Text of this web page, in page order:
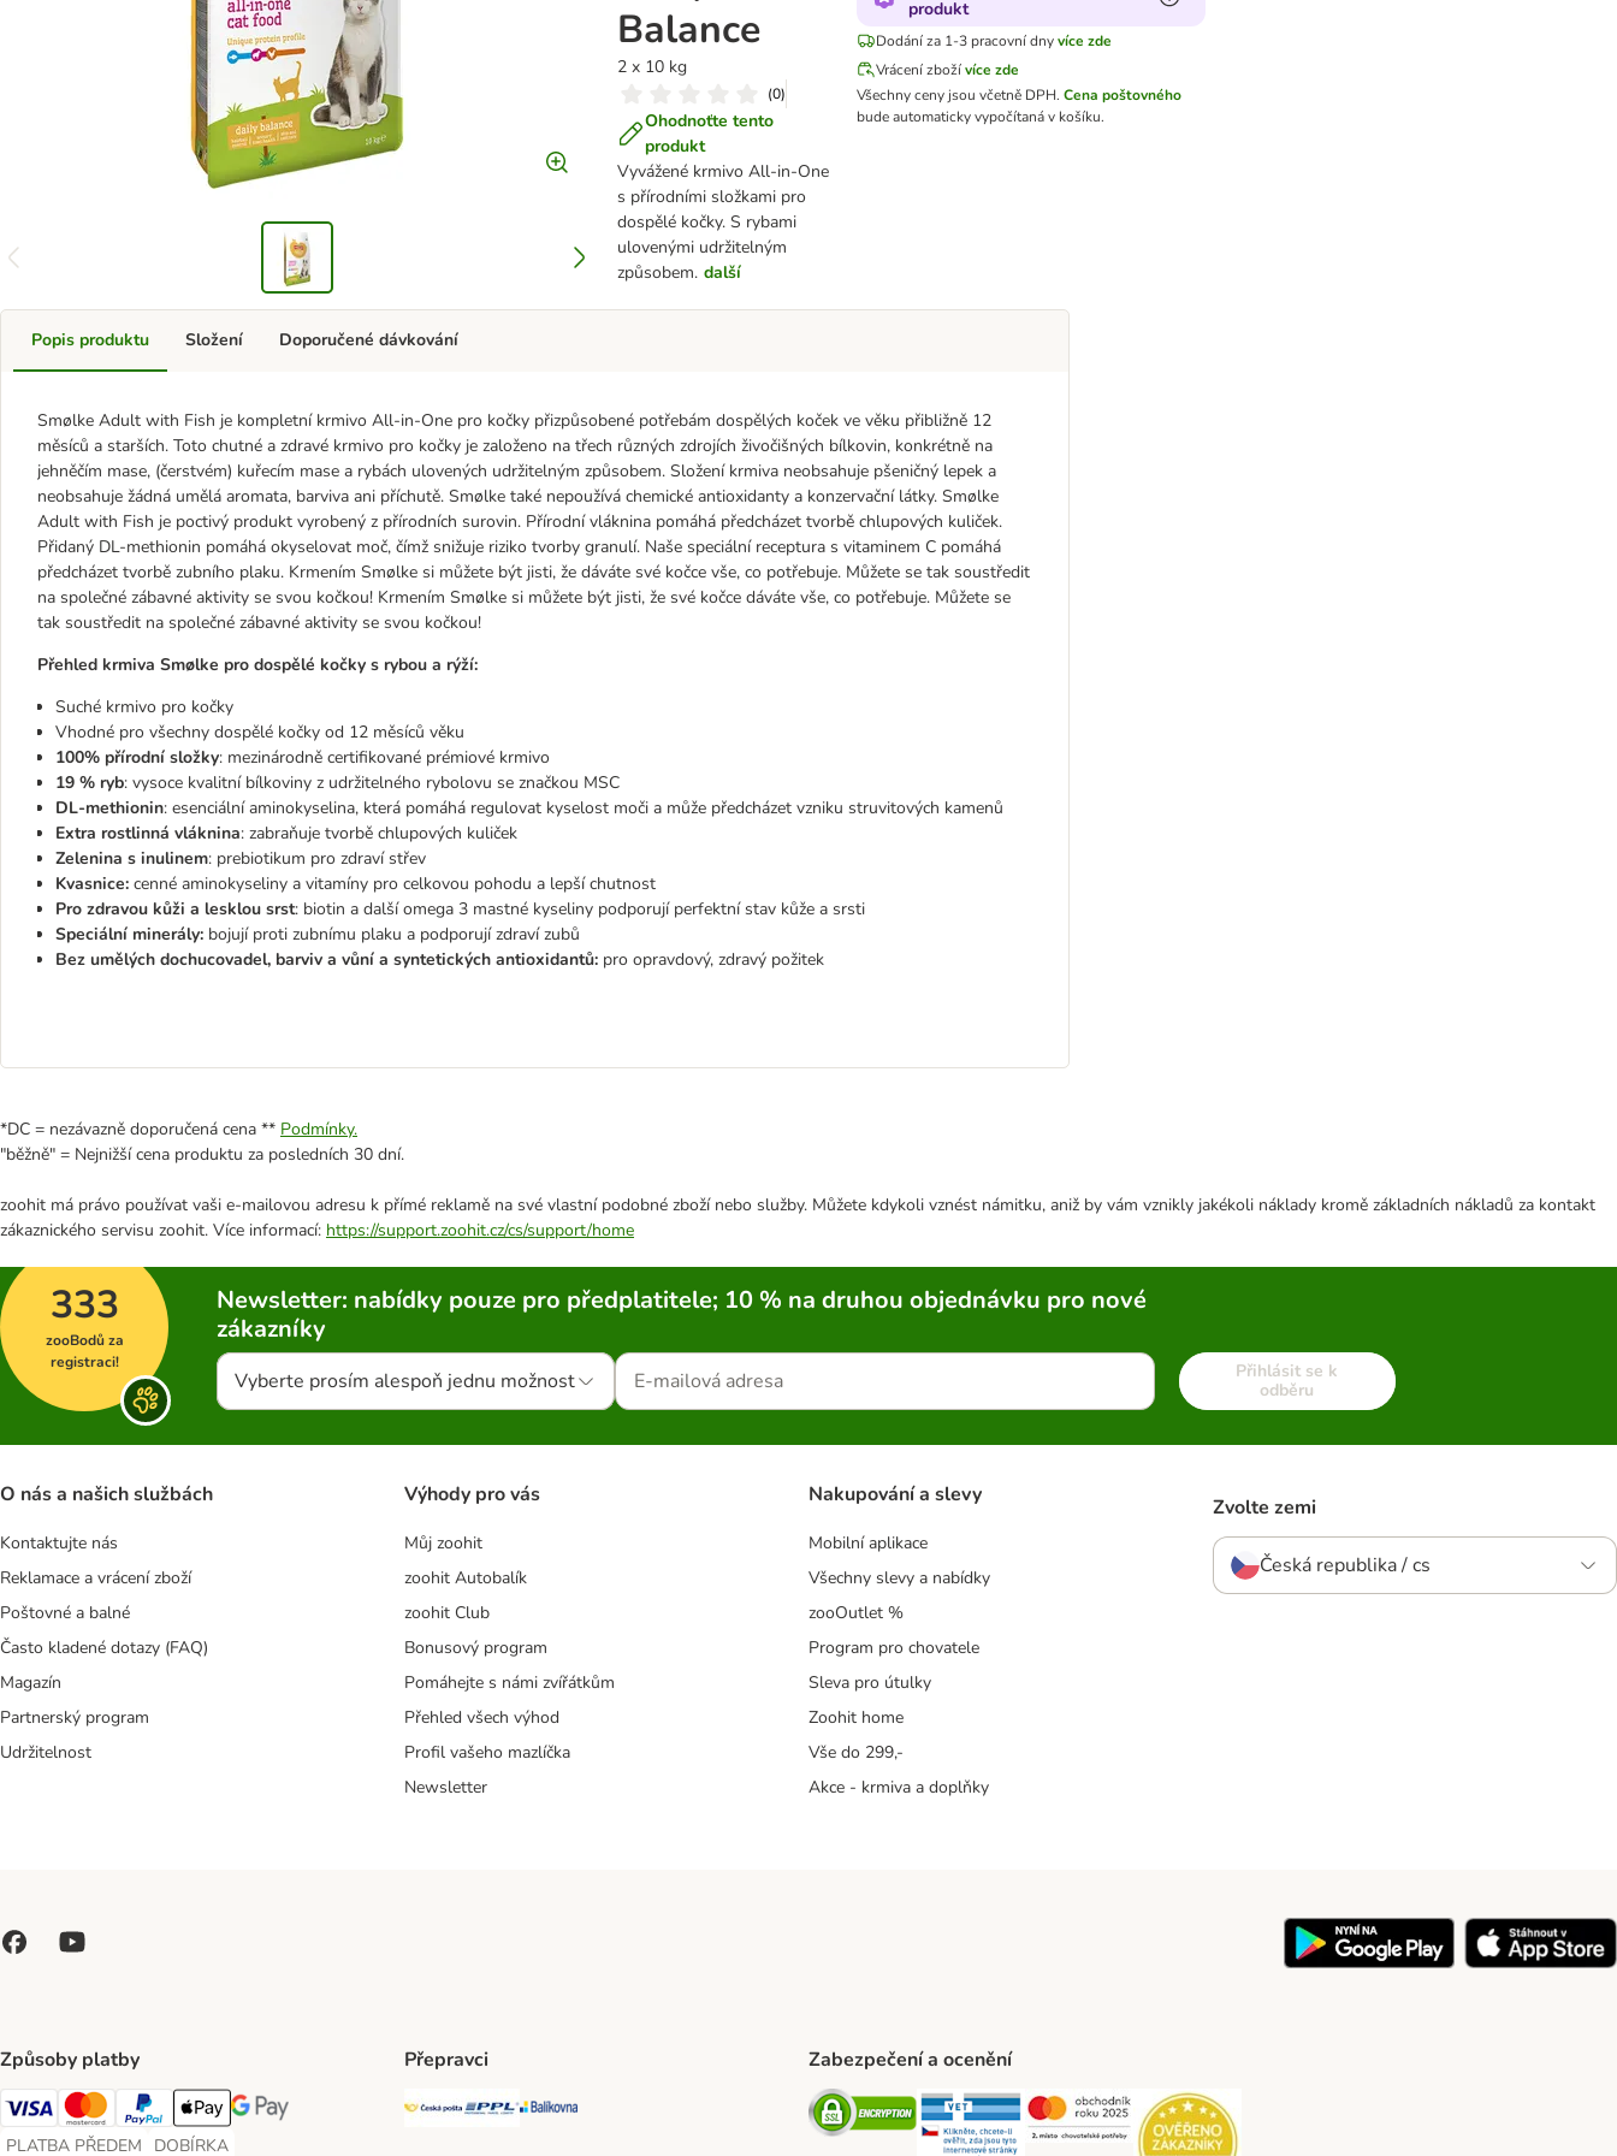
Balance
2 x 10 kg
(0)
Ohodnoťte tento
produkt
Vyvážené krmivo All-in-One
s přírodními složkami pro
dospělé kočky. S rybami
ulovenými udržitelným
způsobem. další
produkt
Dodání za 1-3 pracovní dnyvíce zde
Vrácení zbožívíce zde
Všechny ceny jsou včetně DPH. Cena poštovného
bude automaticky vypočítaná v košíku.
Popis produktu
Smølke Adult with Fish je kompletní krmivo All-in-One pro kočky přizpůsobené potřebám dospělých koček ve věku přibližně 12
měsíců a starších. Toto chutné a zdravé krmivo pro kočky je založeno na třech různých zdrojích živočišných bílkovin, konkrétně na
jehněčím mase, (čerstvém) kuřecím mase a rybách ulovených udržitelným způsobem. Složení krmiva neobsahuje pšeničný lepek a
neobsahuje žádná umělá aromata, barviva ani příchutě. Smølke také nepoužívá chemické antioxidanty a konzervační látky. Smølke
Adult with Fish je poctivý produkt vyrobený z přírodních surovin. Přírodní vláknina pomáhá předcházet tvorbě chlupových kuliček.
Přidaný DL-methionin pomáhá okyselovat moč, čímž snižuje riziko tvorby granulí. Naše speciální receptura s vitaminem C pomáhá
předcházet tvorbě zubního plaku. Krmením Smølke si můžete být jisti, že dáváte své kočce vše, co potřebuje. Můžete se tak soustředit
na společné zábavné aktivity se svou kočkou! Krmením Smølke si můžete být jisti, že své kočce dáváte vše, co potřebuje. Můžete se
tak soustředit na společné zábavné aktivity se svou kočkou!
Přehled krmiva Smølke pro dospělé kočky s rybou a rýží:
Suché krmivo pro kočky
Vhodné pro všechny dospělé kočky od 12 měsíců věku
100% přírodní složky: mezinárodně certifikované prémiové krmivo
19 % ryb: vysoce kvalitní bílkoviny z udržitelného rybolovu se značkou MSC
DL-methionin: esenciální aminokyselina, která pomáhá regulovat kyselost moči a může předcházet vzniku struvitových kamenů
Extra rostlinná vláknina: zabraňuje tvorbě chlupových kuliček
Zelenina s inulinem: prebiotikum pro zdraví střev
Kvasnice: cenné aminokyseliny a vitamíny pro celkovou pohodu a lepší chutnost
Pro zdravou kůži a lesklou srst: biotin a další omega 3 mastné kyseliny podporují perfektní stav kůže a srsti
Speciální minerály: bojují proti zubnímu plaku a podporují zdraví zubů
Bez umělých dochucovadel, barviv a vůní a syntetických antioxidantů: pro opravdový, zdravý požitek
Složení Doporučené dávkování
*DC = nezávazně doporučená cena ** Podmínky.
"běžně" = Nejnižší cena produktu za posledních 30 dní.
zoohit má právo používat vaši e-mailovou adresu k přímé reklamě na své vlastní podobné zboží nebo služby. Můžete kdykoli vznést námitku, aniž by vám vznikly jakékoli náklady kromě základních nákladů za kontakt
zákaznického servisu zoohit. Více informací: https://support.zoohit.cz/cs/support/home
333
zooBodů za
registraci!
Newsletter: nabídky pouze pro předplatitele; 10 % na druhou objednávku pro nové
zákazníky
Vyberte prosím alespoň jednu možnost
Přihlásit se k
odběru
O nás a našich službách
Kontaktujte nás
Reklamace a vrácení zboží
Poštovné a balné
Často kladené dotazy (FAQ)
Magazín
Partnerský program
Udržitelnost
Výhody pro vás
Můj zoohit
zoohit Autobalík
zoohit Club
Bonusový program
Pomáhejte s námi zvířátkům
Přehled všech výhod
Profil vašeho mazlíčka
Newsletter
Nakupování a slevy
Mobilní aplikace
Všechny slevy a nabídky
zooOutlet %
Program pro chovatele
Sleva pro útulky
Zoohit home
Vše do 299,-
Akce - krmiva a doplňky
Zvolte zemi
Česká republika / cs
Způsoby platby
Visa Payment Method
Mastercard Payment Method
PayPal Payment Method
Apple pay Payment Method
GooglePay Payment Method
PLATBA PŘEDEM
DOBÍRKA
Přepravci
Česká pošta Shipping Method
PPL Shipping Method
Balíkovna Shipping Method
Zabezpečení a ocenění
Security Security Security